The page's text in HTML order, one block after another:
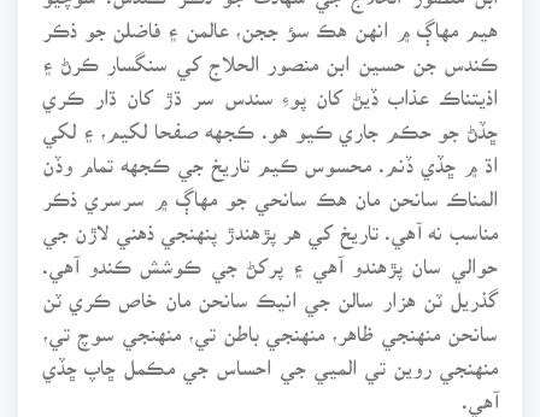
هيم مهاڳ ۾ انهن هڪ سؤ ججن، عالمن ۽ فاضلن جو ذڪر
ڪندس جن حسين ابن منصور الحلاج کي سنگسار ڪرڻ ۽
اذيتناڪ عذاب ڏيڻ کان پوءِ سندس سر ڌڙ کان ڌار ڪري
ڇڏڻ جو حڪم جاري ڪيو هو. ڪجهه صفحا لکيم، ۽ لکي
اڌ ۾ ڇڏي ڏنم. محسوس ڪيم تاريخ جي ڪجهه تمام وڏن
المناڪ سانحن مان هڪ سانحي جو مهاڳ ۾ سرسري ذڪر
مناسب نه آهي. تاريخ کي هر پڙهندڙ پنهنجي ذهني لاڙن جي
حوالي سان پڙهندو آهي ۽ پرکڻ جي ڪوشش ڪندو آهي.
گذريل ٽن هزار سالن جي انيڪ سانحن مان خاص ڪري ٽن
سانحن منهنجي ظاهر، منهنجي باطن تي، منهنجي سوچ تي،
منهنجي روين تي الميي جي احساس جي مڪمل ڇاپ ڇڏي
آهي.